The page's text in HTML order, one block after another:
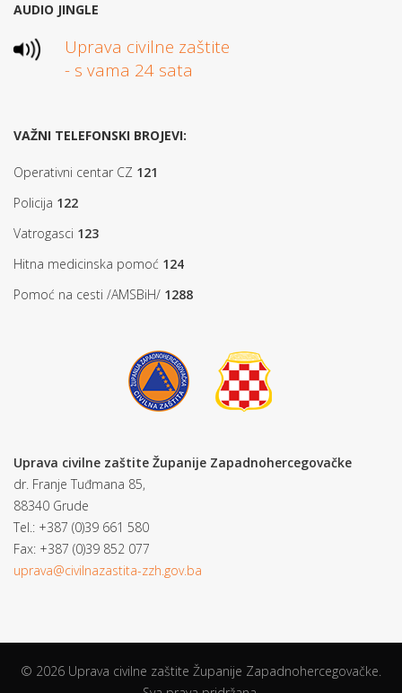
AUDIO JINGLE
Uprava civilne zaštite
- s vama 24 sata
VAŽNI TELEFONSKI BROJEVI:
Operativni centar CZ 121
Policija 122
Vatrogasci 123
Hitna medicinska pomoć 124
Pomoć na cesti /AMSBiH/ 1288
Uprava civilne zaštite Županije Zapadnohercegovačke
dr. Franje Tuđmana 85,
88340 Grude
Tel.: +387 (0)39 661 580
Fax: +387 (0)39 852 077
uprava@civilnazastita-zzh.gov.ba
© 2026 Uprava civilne zaštite Županije Zapadnohercegovačke.